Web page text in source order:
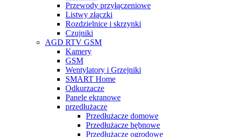
Przewody przyłączeniowe
Listwy złączki
Rozdzielnice i skrzynki
Czujniki
AGD RTV GSM
Kamery
GSM
Wentylatory i Grzejniki
SMART Home
Odkurzacze
Panele ekranowe
przedłużacze
Przedłużacze domowe
Przedłużacze bębnowe
Przedłużacze ogrodowe